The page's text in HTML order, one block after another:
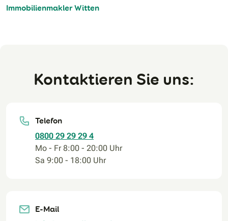
Immobilienmakler Witten
Kontaktieren Sie uns:
Telefon
0800 29 29 29 4
Mo - Fr 8:00 - 20:00 Uhr
Sa 9:00 - 18:00 Uhr
E-Mail